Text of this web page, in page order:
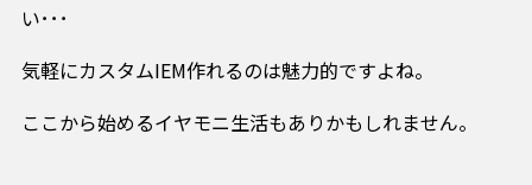
い･･･
気軽にカスタムIEM作れるのは魅力的ですよね。
ここから始めるイヤモニ生活もありかもしれません。